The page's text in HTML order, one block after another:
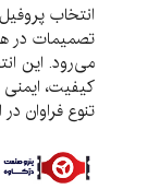
انتخاب پروفیل
تصمیمات در هر
می‌رود. این انتخاب
کیفیت، ایمنی و
تنوع فراوان در انواع ...